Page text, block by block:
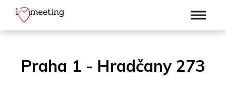
Praha 1 - Hradčany 273